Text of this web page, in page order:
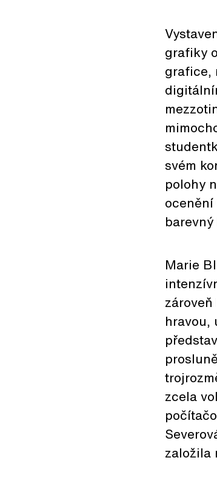
grafiky
grafice,
svém
polohy
Marie
hravou,
zcela
založila